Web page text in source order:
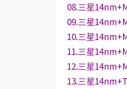
08.三星
09.三星
10.三星
11.三星
12.三星
13.三星